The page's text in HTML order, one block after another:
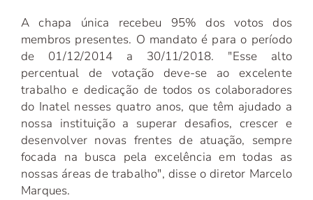
A chapa única recebeu 95% dos votos dos
membros presentes. O mandato é para o período
de 01/12/2014 a 30/11/2018. "Esse alto
percentual de votação deve-se ao excelente
trabalho e dedicação de todos os colaboradores
do Inatel nesses quatro anos, que têm ajudado a
nossa instituição a superar desafios, crescer e
desenvolver novas frentes de atuação, sempre
focada na busca pela excelência em todas as
nossas áreas de trabalho", disse o diretor Marcelo
Marques.